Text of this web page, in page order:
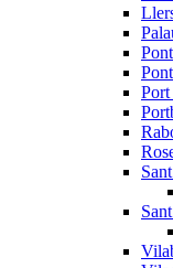
Port